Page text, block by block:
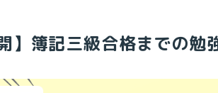
】簿記三級合格までの